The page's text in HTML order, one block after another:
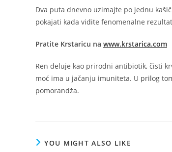
Dva puta dnevno uzimajte po jednu
pokajati kada vidite fenomenalne
Pratite Krstaricu na www.krstarica.com
Ren deluje kao prirodni antibiotik, čisti
moć ima u jačanju imuniteta. U prilog
pomorandža.
YOU MIGHT ALSO LIKE